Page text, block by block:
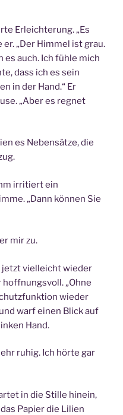
Erleichterung. „Es
„Der Himmel ist grau.
es auch. Ich fühle mich
dass ich es sein
in der Hand.“ Er
„Aber es regnet
es Nebensätze, die
irritiert ein
„Dann können Sie
mir zu.
jetzt vielleicht wieder
hoffnungsvoll. „Ohne
wieder
warf einen Blick auf
Hand.
ruhig. Ich hörte gar
in die Stille hinein,
Papier die Lilien